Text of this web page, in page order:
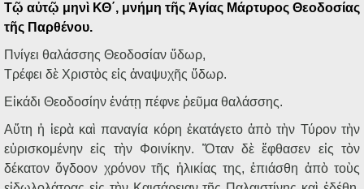
Τῷ αὐτῷ μηνὶ ΚΘ΄, μνήμη τῆς Ἁγίας Μάρτυρος Θεοδοσίας
τῆς Παρθένου.
Πνίγει θαλάσσης Θεοδοσίαν ὕδωρ,
Τρέφει δὲ Χριστὸς εἰς ἀναψυχῆς ὕδωρ.
Εἰκάδι Θεοδοσίην ἐνάτῃ πέφνε ῥεῦμα θαλάσσης.
Αὕτη ἡ ἱερὰ καὶ παναγία κόρη ἐκατάγετο ἀπὸ τὴν Τύρον τὴν
εὑρισκομένην εἰς τὴν Φοινίκην. Ὅταν δὲ ἔφθασεν εἰς τὸν
δέκατον ὄγδοον χρόνον τῆς ἡλικίας της, ἐπιάσθη ἀπὸ τοὺς